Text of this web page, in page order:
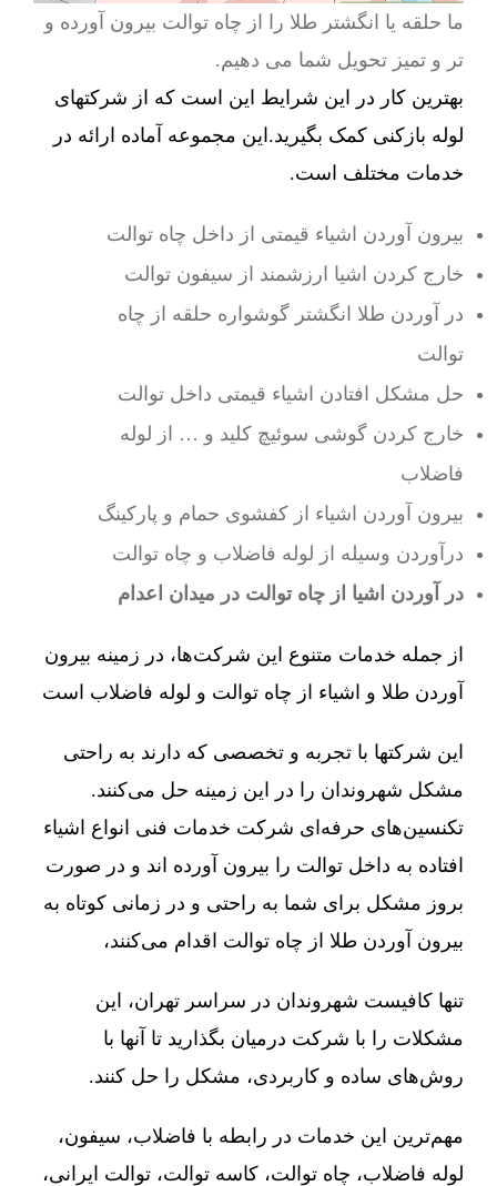
ما حلقه یا انگشتر طلا را از چاه توالت بیرون آورده و
تر و تمیز تحویل شما می دهیم.
بهترین کار در این شرایط این است که از شرکتهای
لوله بازکنی کمک بگیرید.این مجموعه آماده ارائه در
خدمات مختلف است.
بیرون آوردن اشیاء قیمتی از داخل چاه توالت
خارج کردن اشیا ارزشمند از سیفون توالت
در آوردن طلا انگشتر گوشواره حلقه از چاه
توالت
حل مشکل افتادن اشیاء قیمتی داخل توالت
خارج کردن گوشی سوئیچ کلید و … از لوله
فاضلاب
بیرون آوردن اشیاء از کفشوی حمام و پارکینگ
درآوردن وسیله از لوله فاضلاب و چاه توالت
در آوردن اشیا از چاه توالت در میدان اعدام
از جمله خدمات متنوع این شرکت‌ها، در زمینه بیرون
آوردن طلا و اشیاء از چاه توالت و لوله فاضلاب است
این شرکتها با تجربه و تخصصی که دارند به راحتی
مشکل شهروندان را در این زمینه حل می‌کنند.
تکنسین‌های حرفه‌ای شرکت خدمات فنی انواع اشیاء
افتاده به داخل توالت را بیرون آورده اند و در صورت
بروز مشکل برای شما به راحتی و در زمانی کوتاه به
بیرون آوردن طلا از چاه توالت اقدام می‌کنند،
تنها کافیست شهروندان در سراسر تهران، این
مشکلات را با شرکت درمیان بگذارید تا آنها با
روش‌های ساده و کاربردی، مشکل را حل کنند.
مهم‌ترین این خدمات در رابطه با فاضلاب، سیفون،
لوله فاضلاب، چاه توالت، کاسه توالت، توالت ایرانی،